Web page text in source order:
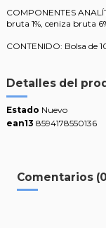
COMPONENTES
bruta 1%, ceniza bruta
CONTENIDO: Bolsa de
Detalles del
Estado Nuevo
ean13 8594178550136
Comentarios